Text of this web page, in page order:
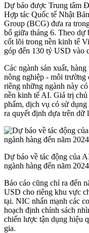
Dự báo được Trung tâm
Hợp tác Quốc tế Nhật
Group (BCG) đưa ra
bố giữa tháng 6. Theo dự
cốt lõi trong nền kinh tế
góp đến 130 tỷ USD vào
Các ngành sản xuất,
nông nghiệp - môi
riêng những ngành này
nền kinh tế AI. Giá trị chủ
phẩm, dịch vụ có sử
ra quyết định dựa trên dữ
Dự báo về tác động của
ngành hàng đến năm
Báo cáo cũng chỉ ra đến
USD cho riêng khu vực
tại. NIC nhấn mạnh các
hoạch định chính sách
chiến lược tận dụng hiệu
gia.